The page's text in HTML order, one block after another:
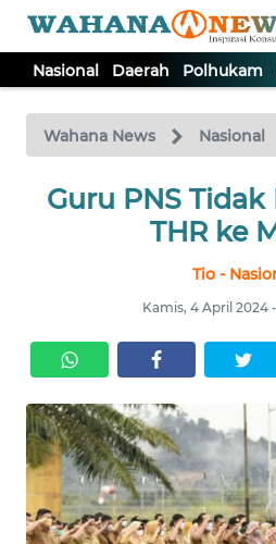
Nasional Daerah Polhukam
Wahana News Nasional
Guru PNS
THR ke
Tio -
Kamis, 4 April 2024
TV
Tutup
NASIONAL
KRIMINAL
EKUIN
SAINS-TEKNO